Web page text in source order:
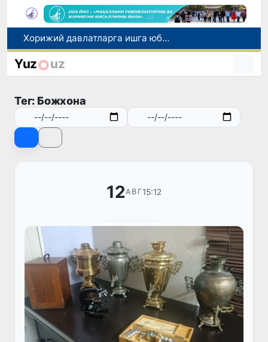
Хорижий давлатларга ишга юбориш билан боғлиқ фирибгарлик ҳолатлари фош этилди
Тошкентдан Буюк Британиянинг Манчестер шаҳрига тўғридан-тўғри авиақатновларни йўлга қўйиш масаласи кўриб чиқилмоқда
Экологик экспертиза энди экологик хавфларни олдиндан бошқариш тизимига айланади
Yuz uz
Тег: Божхона
12АВГ15:12